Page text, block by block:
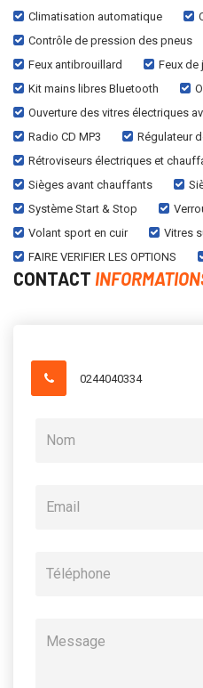
Climatisation automatique
Contrôle de pression des pneus
Feux antibrouillard
Feux de
Kit mains libres Bluetooth
Ouverture des vitres électriques
Radio CD MP3
Régulateur
Rétroviseurs électriques et
Sièges avant chauffants
Système Start & Stop
Volant sport en cuir
Vitres
FAIRE VERIFIER LES OPTIONS
CONTACT
0244040334